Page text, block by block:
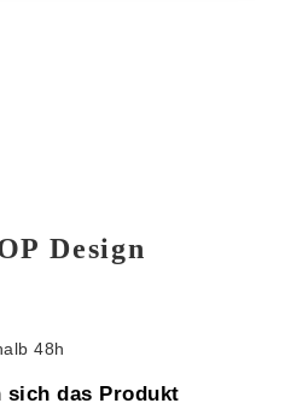
Design
48h
sich das Produkt